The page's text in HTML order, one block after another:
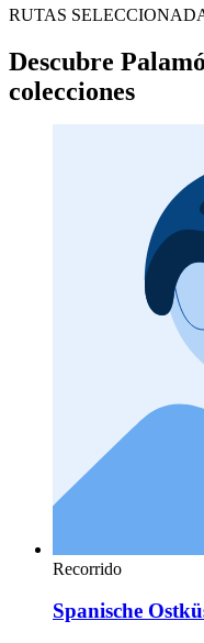
RUTAS
Descubre
colecciones
Recorrido
Spanische